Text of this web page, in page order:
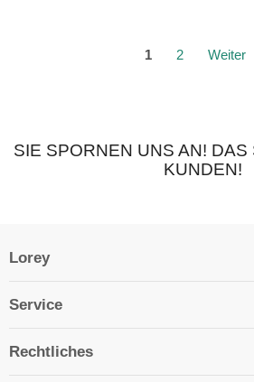
1 2 Weiter
SIE SPORNEN UNS AN!
KUNDEN!
Lorey
Service
Rechtliches